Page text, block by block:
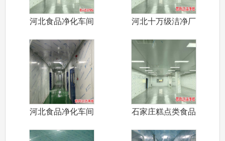
河北食品净化车间
河北十万级洁净厂
河北食品净化车间
石家庄糕点类食品